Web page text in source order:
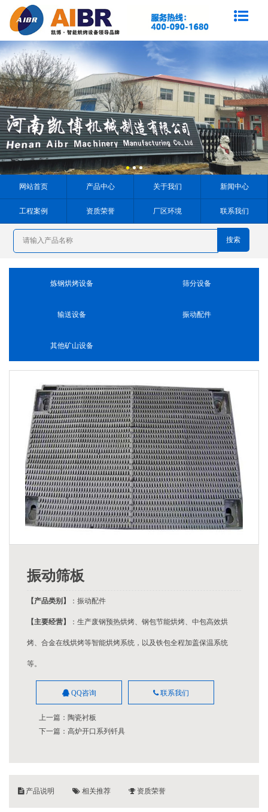
网站首页 产品中心 关于我们 新闻中心
工程案例 资质荣誉 厂区环境 联系我们
炼钢烘烤设备 筛分设备
输送设备 振动配件
其他矿山设备
振动筛板
【产品类别】 ：振动配件
【主要经营】 ：生产废钢预热烘烤、钢包节能烘烤、中包高效烘
烤、合金在线烘烤等智能烘烤系统，以及铁包全程加盖保温系统
等。
QQ咨询 联系我们
上一篇： 陶瓷衬板
下一篇： 高炉开口系列钎具
产品说明 相关推荐 资质荣誉